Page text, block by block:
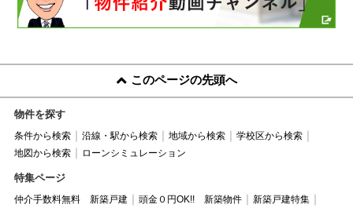
このページの先頭へ
物件を探す
条件から検索 沿線・駅から検索 地域から検索
学校区から検索
地図から検索
ローンシミュレーション
特集ページ
仲介手数料無料 新築戸建 頭金０円OK!! 新築物件
新築戸建特集